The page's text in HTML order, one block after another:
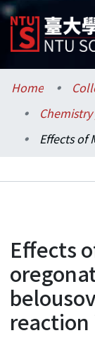
Research
Statistics
Home
Effects